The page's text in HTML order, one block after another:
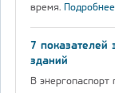
время. Подробнее
7 показателей
зданий
В энергопаспорт